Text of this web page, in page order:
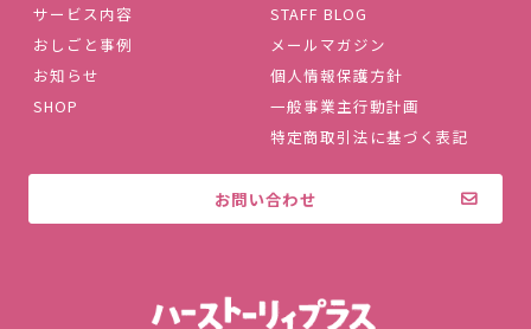
サービス内容
おしごと事例
お知らせ
SHOP
STAFF BLOG
メールマガジン
個人情報保護方針
一般事業主行動計画
特定商取引法に基づく表記
お問い合わせ